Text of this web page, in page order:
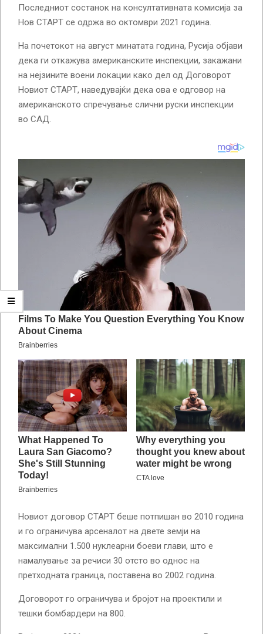
Последниот состанок на консултативната комисија за
Нов СТАРТ се одржа во октомври 2021 година.
На почетокот на август минатата година, Русија објави
дека ги откажува американските инспекции, закажани
на нејзините воени локации како дел од Договорот
Новиот СТАРТ, наведувајќи дека ова е одговор на
американското спречување слични руски инспекции
во САД.
Новиот договор СТАРТ беше потпишан во 2010 година
и го ограничува арсеналот на двете земји на
максимални 1.500 нуклеарни боеви глави, што е
намалување за речиси 30 отсто во однос на
претходната граница, поставена во 2002 година.
Договорот го ограничува и бројот на проектили и
тешки бомбардери на 800.